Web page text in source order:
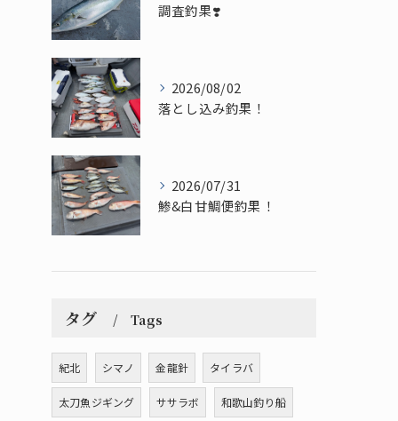
調査釣果❣️
2026/08/02
落とし込み釣果！
2026/07/31
鯵&白甘鯛便釣果！
タグ Tags
紀北 シマノ 金龍針 タイラバ
太刀魚ジギング ササラボ 和歌山釣り船